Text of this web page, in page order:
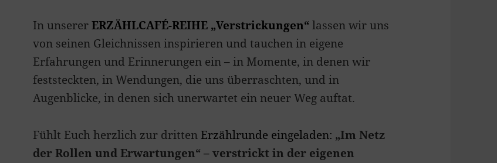
In unsererERZÄHLCAFÉ-REIHE „Verstrickungen“lassen wir uns
von seinen Gleichnissen inspirieren und tauchen in eigene
Erfahrungen und Erinnerungen ein – in Momente, in denen wir
feststeckten, in Wendungen, die uns überraschten, und in
Augenblicke, in denen sich unerwartet ein neuer Weg auftat.
Fühlt Euch herzlich zur dritten Erzählrunde eingeladen: „Im Netz
der Rollen und Erwartungen“ – verstrickt in der eigenen